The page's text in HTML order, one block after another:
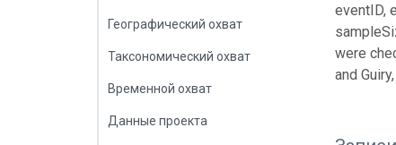
Географический охват
Таксономический охват
Временной охват
Данные проекта
eventID,
were
and